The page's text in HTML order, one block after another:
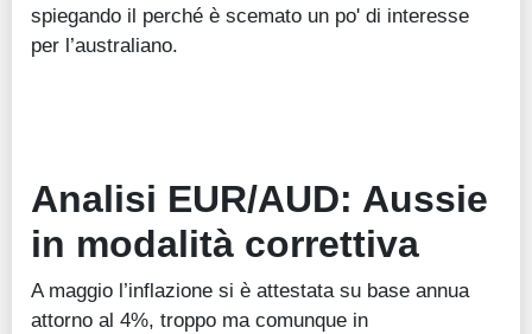
spiegando il perché è scemato un po' di interesse
per l’australiano.
Analisi EUR/AUD: Aussie
in modalità correttiva
A maggio l’inflazione si è attestata su base annua
attorno al 4%, troppo ma comunque in